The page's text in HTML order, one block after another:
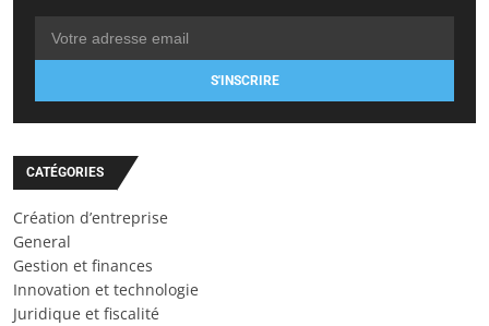
S'INSCRIRE
CATÉGORIES
Création d’entreprise
General
Gestion et finances
Innovation et technologie
Juridique et fiscalité